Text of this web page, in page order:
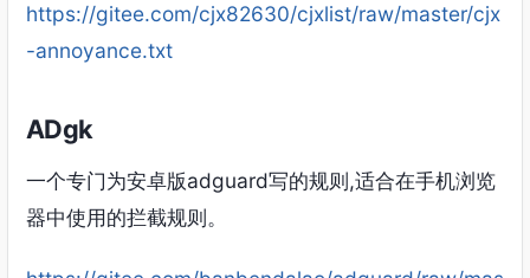
https://gitee.com/cjx82630/cjxlist/raw/master/cjx
-annoyance.txt
ADgk
一个专门为安卓版adguard写的规则,适合在手机浏览
器中使用的拦截规则。